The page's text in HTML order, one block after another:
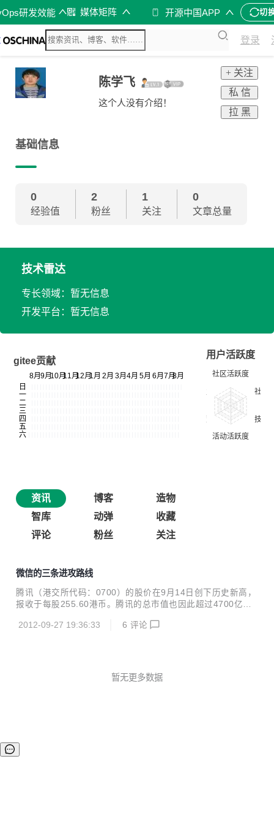
研发效能 媒体矩阵 开源中国APP 切
登录
陈学飞
这个人没有介绍！
+ 关注
私 信
拉 黑
基础信息
0
经验值
2
粉丝
1
关注
0
文章总量
技术雷达
专长领域：暂无信息
开发平台：暂无信息
gitee贡献
用户活跃度
资讯 博客
造物
智库
动弹
收藏
评论
粉丝 关注
微信的三条进攻路线
腾讯（港交所代码：0700）的股价在9月14日创下历史新高，
报收于每股255.60港币。腾讯的总市值也因此超过4700亿港
和。 腾讯这个巨无霸近年因新浪微博(weibo.com)的成功承受
码。 9月17日，马化腾宣布微信用户突破两亿，这距离他在20
2012-09-27 19:36:33 6 评论
暂无更多数据